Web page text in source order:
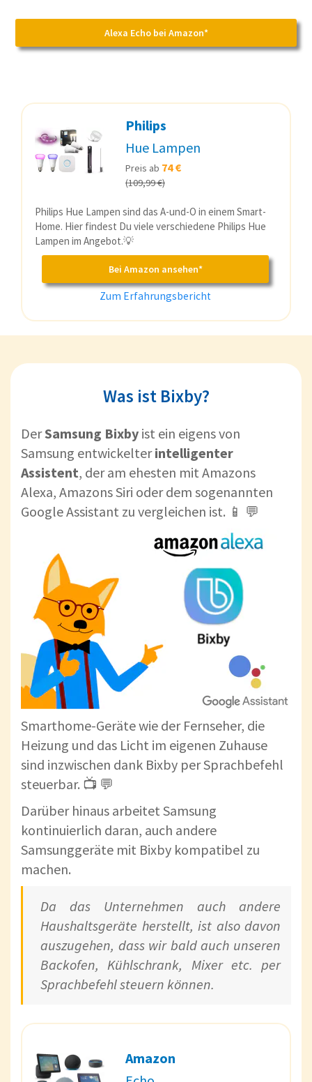
Alexa Echo bei Amazon*
Philips
Hue Lampen
Preis ab 74 €
(109,99 €)
Philips Hue Lampen sind das A-und-O in einem Smart-
Home. Hier findest Du viele verschiedene Philips Hue
Lampen im Angebot.💡
Bei Amazon ansehen*
Zum Erfahrungsbericht
Was ist Bixby?
DerSamsung Bixby ist ein eigens von
Samsung entwickelterintelligenter
Assistent, der am ehesten mit Amazons
Alexa, Amazons Siri oder dem sogenannten
Google Assistant zu vergleichen ist. 📱 💬
Smarthome-Geräte wie der Fernseher, die
Heizung und das Licht im eigenen Zuhause
sind inzwischen dank Bixby per Sprachbefehl
steuerbar. 📺 💬
Darüber hinaus arbeitet Samsung
kontinuierlich daran, auch andere
Samsunggeräte mit Bixby kompatibel zu
machen.
Da das Unternehmen auch andere
Haushaltsgeräte herstellt, ist also davon
auszugehen, dass wir bald auch unseren
Backofen, Kühlschrank, Mixer etc. per
Sprachbefehl steuern können.
Amazon